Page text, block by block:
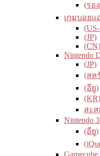
(รอ
เกมบอยแ
(JP)
(CN)
Nintendo
(JP)
(สห
(อียู)
(KR)
สะ
Nintendo
(อียู)